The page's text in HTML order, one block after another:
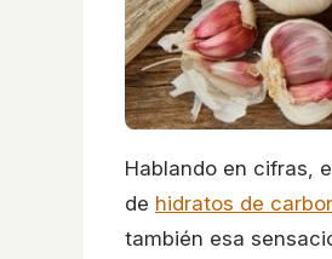
Hablando en cifras,
de hidratos de
también esa